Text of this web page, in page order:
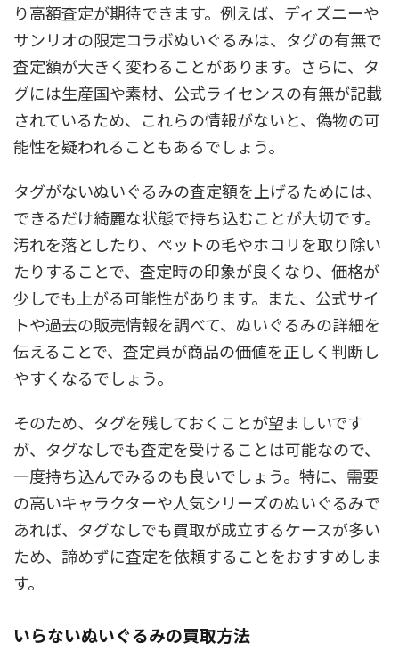
り高額査定が期待できます。例えば、ディズニーや
サンリオの限定コラボぬいぐるみは、タグの有無で
査定額が大きく変わることがあります。さらに、タ
グには生産国や素材、公式ライセンスの有無が記載
されているため、これらの情報がないと、偽物の可
能性を疑われることもあるでしょう。
タグがないぬいぐるみの査定額を上げるためには、
できるだけ綺麗な状態で持ち込むことが大切です。
汚れを落としたり、ペットの毛やホコリを取り除い
たりすることで、査定時の印象が良くなり、価格が
少しでも上がる可能性があります。また、公式サイ
トや過去の販売情報を調べて、ぬいぐるみの詳細を
伝えることで、査定員が商品の価値を正しく判断し
やすくなるでしょう。
そのため、タグを残しておくことが望ましいです
が、タグなしでも査定を受けることは可能なので、
一度持ち込んでみるのも良いでしょう。特に、需要
の高いキャラクターや人気シリーズのぬいぐるみで
あれば、タグなしでも買取が成立するケースが多い
ため、諦めずに査定を依頼することをおすすめしま
す。
いらないぬいぐるみの買取方法